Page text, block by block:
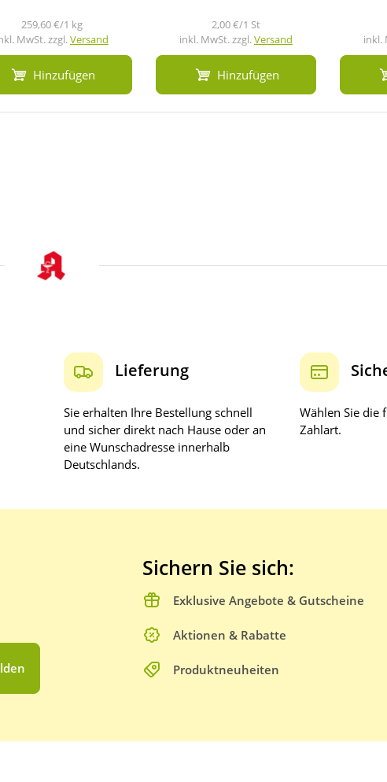
259,60 €/1 kg
MwSt. zzgl.Versand
Hinzufügen
2,00 €/1 St
inkl. MwSt. zzgl.Versand
Hinzufügen
inkl.
Lieferung
Sie erhalten Ihre Bestellung schnell
und sicher direkt nach Hause oder an
eine Wunschadresse innerhalb
Deutschlands.
Wählen Sie die
Zahlart.
Sichern Sie sich:
Exklusive Angebote & Gutscheine
Aktionen & Rabatte
Produktneuheiten